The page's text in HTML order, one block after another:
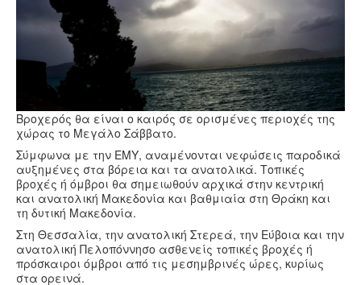
Αθλητικά
Βίντεο
Συνταγές
Βροχερός θα είναι ο καιρός σε ορισμένες περιοχές της
χώρας το Μεγάλο Σάββατο.
Σύμφωνα με την ΕΜΥ, αναμένονται νεφώσεις παροδικά
αυξημένες στα βόρεια και τα ανατολικά. Τοπικές
βροχές ή όμβροι θα σημειωθούν αρχικά στην κεντρική
και ανατολική Μακεδονία και βαθμιαία στη Θράκη και
τη δυτική Μακεδονία.
Στη Θεσσαλία, την ανατολική Στερεά, την Εύβοια και την
ανατολική Πελοπόννησο ασθενείς τοπικές βροχές ή
πρόσκαιροι όμβροι από τις μεσημβρινές ώρες, κυρίως
στα ορεινά.